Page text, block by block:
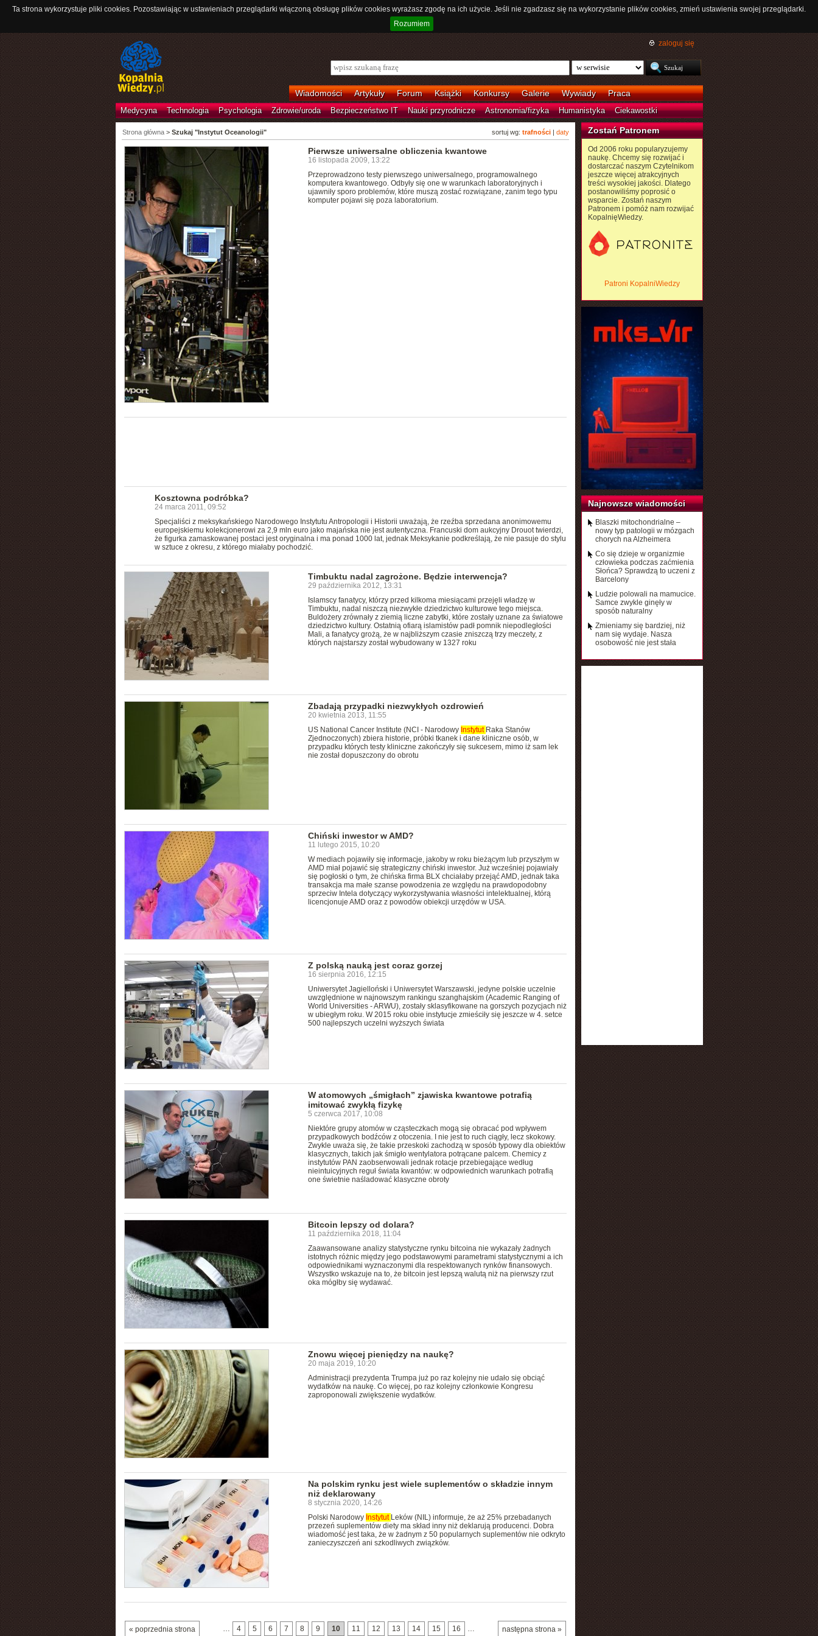
Ta strona wykorzystuje pliki cookies. Pozostawiając w ustawieniach przeglądarki włączoną obsługę plików cookies wyrażasz zgodę na ich użycie. Jeśli nie zgadzasz się na wykorzystanie plików cookies, zmień ustawienia swojej przeglądarki.
Rozumiem
zaloguj się
Wiadomości Artykuły Forum Książki Konkursy Galerie Wywiady Praca
Medycyna Technologia Psychologia Zdrowie/uroda Bezpieczeństwo IT Nauki przyrodnicze Astronomia/fizyka Humanistyka Ciekawostki
sortuj wg: trafności| daty
Strona główna> Szukaj "Instytut Oceanologii"
Pierwsze uniwersalne obliczenia kwantowe
16 listopada 2009, 13:22
Przeprowadzono testy pierwszego uniwersalnego, programowalnego
komputera kwantowego. Odbyły się one w warunkach laboratoryjnych i
ujawniły sporo problemów, które muszą zostać rozwiązane, zanim tego typu
komputer pojawi się poza laboratorium.
Kosztowna podróbka?
24 marca 2011, 09:52
Specjaliści z meksykańskiego Narodowego Instytutu Antropologii i Historii uważają, że rzeźba sprzedana anonimowemu
europejskiemu kolekcjonerowi za 2,9 mln euro jako majańska nie jest autentyczna. Francuski dom aukcyjny Drouot twierdzi,
że figurka zamaskowanej postaci jest oryginalna i ma ponad 1000 lat, jednak Meksykanie podkreślają, że nie pasuje do stylu
w sztuce z okresu, z którego miałaby pochodzić.
Timbuktu nadal zagrożone. Będzie interwencja?
29 października 2012, 13:31
Islamscy fanatycy, którzy przed kilkoma miesiącami przejęli władzę w
Timbuktu, nadal niszczą niezwykłe dziedzictwo kulturowe tego miejsca.
Buldożery zrównały z ziemią liczne zabytki, które zostały uznane za światowe
dziedzictwo kultury. Ostatnią ofiarą islamistów padł pomnik niepodległości
Mali, a fanatycy grożą, że w najbliższym czasie zniszczą trzy meczety, z
których najstarszy został wybudowany w 1327 roku
Zbadają przypadki niezwykłych ozdrowień
20 kwietnia 2013, 11:55
US National Cancer Institute (NCI - Narodowy Instytut Raka Stanów
Zjednoczonych) zbiera historie, próbki tkanek i dane kliniczne osób, w
przypadku których testy kliniczne zakończyły się sukcesem, mimo iż sam lek
nie został dopuszczony do obrotu
Chiński inwestor w AMD?
11 lutego 2015, 10:20
W mediach pojawiły się informacje, jakoby w roku bieżącym lub przyszłym w
AMD miał pojawić się strategiczny chiński inwestor. Już wcześniej pojawiały
się pogłoski o tym, że chińska firma BLX chciałaby przejąć AMD, jednak taka
transakcja ma małe szanse powodzenia ze względu na prawdopodobny
sprzeciw Intela dotyczący wykorzystywania własności intelektualnej, którą
licencjonuje AMD oraz z powodów obiekcji urzędów w USA.
Z polską nauką jest coraz gorzej
16 sierpnia 2016, 12:15
Uniwersytet Jagielloński i Uniwersytet Warszawski, jedyne polskie uczelnie
uwzględnione w najnowszym rankingu szanghajskim (Academic Ranging of
World Universities - ARWU), zostały sklasyfikowane na gorszych pozycjach niż
w ubiegłym roku. W 2015 roku obie instytucje zmieściły się jeszcze w 4. setce
500 najlepszych uczelni wyższych świata
W atomowych „śmigłach” zjawiska kwantowe potrafią
imitować zwykłą fizykę
5 czerwca 2017, 10:08
Niektóre grupy atomów w cząsteczkach mogą się obracać pod wpływem
przypadkowych bodźców z otoczenia. I nie jest to ruch ciągły, lecz skokowy.
Zwykle uważa się, że takie przeskoki zachodzą w sposób typowy dla obiektów
klasycznych, takich jak śmigło wentylatora potrącane palcem. Chemicy z
instytutów PAN zaobserwowali jednak rotacje przebiegające według
nieintuicyjnych reguł świata kwantów: w odpowiednich warunkach potrafią
one świetnie naśladować klasyczne obroty
Bitcoin lepszy od dolara?
11 października 2018, 11:04
Zaawansowane analizy statystyczne rynku bitcoina nie wykazały żadnych
istotnych różnic między jego podstawowymi parametrami statystycznymi a ich
odpowiednikami wyznaczonymi dla respektowanych rynków finansowych.
Wszystko wskazuje na to, że bitcoin jest lepszą walutą niż na pierwszy rzut
oka mógłby się wydawać.
Znowu więcej pieniędzy na naukę?
20 maja 2019, 10:20
Administracji prezydenta Trumpa już po raz kolejny nie udało się obciąć
wydatków na naukę. Co więcej, po raz kolejny członkowie Kongresu
zaproponowali zwiększenie wydatków.
Na polskim rynku jest wiele suplementów o składzie innym
niż deklarowany
8 stycznia 2020, 14:26
Polski Narodowy Instytut Leków (NIL) informuje, że aż 25% przebadanych
przezeń suplementów diety ma skład inny niż deklarują producenci. Dobra
wiadomość jest taka, że w żadnym z 50 popularnych suplementów nie odkryto
zanieczyszczeń ani szkodliwych związków.
« poprzednia strona następna strona »
… 4 5 6 7 8 9 10 11 12 13 14 15 16 …
Zostań Patronem
Od 2006 roku popularyzujemy
naukę. Chcemy się rozwijać i
dostarczać naszym Czytelnikom
jeszcze więcej atrakcyjnych
treści wysokiej jakości. Dlatego
postanowiliśmy poprosić o
wsparcie. Zostań naszym
Patronem i pomóż nam rozwijać
KopalnięWiedzy.
Patroni KopalniWiedzy
Najnowsze wiadomości
Blaszki mitochondrialne –
nowy typ patologii w mózgach
chorych na Alzheimera
Co się dzieje w organizmie
człowieka podczas zaćmienia
Słońca? Sprawdzą to uczeni z
Barcelony
Ludzie polowali na mamucice.
Samce zwykle ginęły w
sposób naturalny
Zmieniamy się bardziej, niż
nam się wydaje. Nasza
osobowość nie jest stała